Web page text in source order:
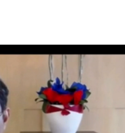
bulan Maret dan berada di
BTN, Pahala Nugraha Mansury
Rasio Aset Likuid terhadap
Ketiga (AL/DPK) juga
bank dan mendongkrak